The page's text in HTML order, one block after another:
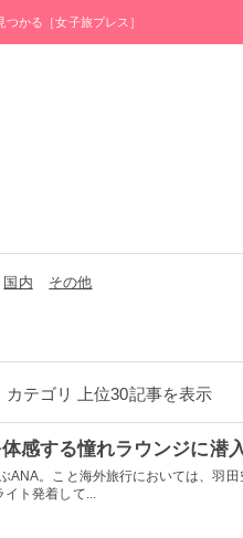
かる［女子旅プレス］
国内 その他
テゴリ 上位30記事を表示
ANA。こと海外旅行においては、羽
イト発着して...